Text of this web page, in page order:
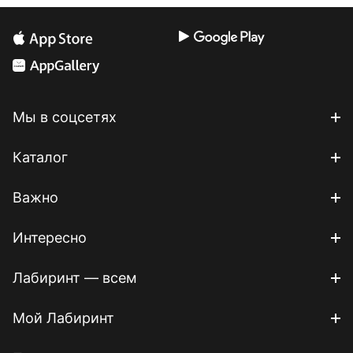
Мы в соцсетях
Каталог
Важно
Интересно
Лабиринт — всем
Мой Лабиринт